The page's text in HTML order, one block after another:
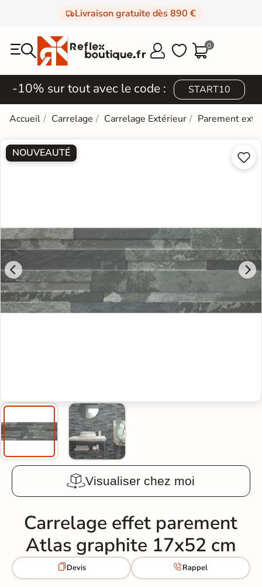
Livraison gratuite dès 890 €
  0
-10% sur tout avec le code : START10
Accueil Carrelage Carrelage Extérieur Parement
NOUVEAUTÉ 

Visualiser chez moi
Carrelage effet parement
Atlas graphite 17x52 cm
Devis Rappel